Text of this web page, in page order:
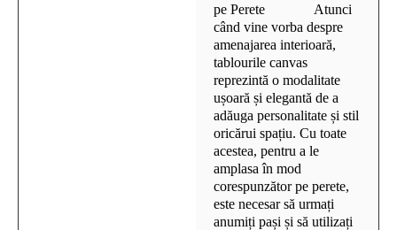
pe Perete Atunci
când vine vorba despre
amenajarea interioară,
tablourile canvas
reprezintă o modalitate
ușoară și elegantă de a
adăuga personalitate și stil
oricărui spațiu. Cu toate
acestea, pentru a le
amplasa în mod
corespunzător pe perete,
este necesar să urmați
anumiți pași și să utilizați